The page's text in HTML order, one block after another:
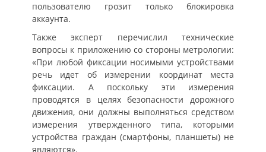
пользователю грозит только блокировка
аккаунта.
Также эксперт перечислил технические
вопросы к приложению со стороны метрологии:
«При любой фиксации носимыми устройствами
речь идет об измерении координат места
фиксации. А поскольку эти измерения
проводятся в целях безопасности дорожного
движения, они должны выполняться средством
измерения утвержденного типа, которыми
устройства граждан (смартфоны, планшеты) не
являются».